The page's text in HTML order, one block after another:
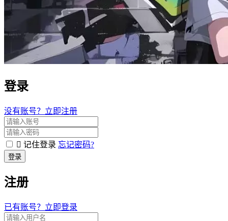
登录
没有账号？立即注册
记住登录 忘记密码?
登录
注册
已有账号？立即登录